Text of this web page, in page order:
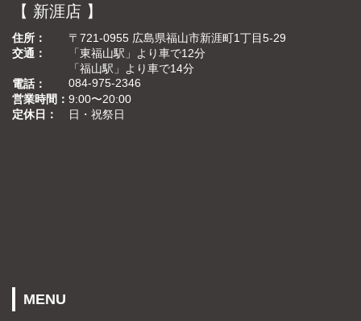
【 新涯店 】
住所
〒721-0955 広島県福山市新涯町1丁目5-29
交通
「東福山駅」より車で12分
「福山駅」より車で14分
電話
084-975-2346
営業時間
9:00〜20:00
定休日
日・祝祭日
MENU